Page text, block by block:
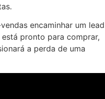
encaminhar um lead
pronto para comprar,
a perda de uma